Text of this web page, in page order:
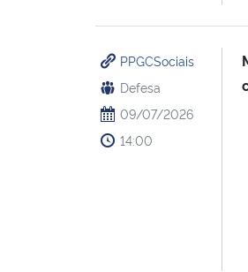
PPGCSociais
Defesa
09/07/2026
14:00